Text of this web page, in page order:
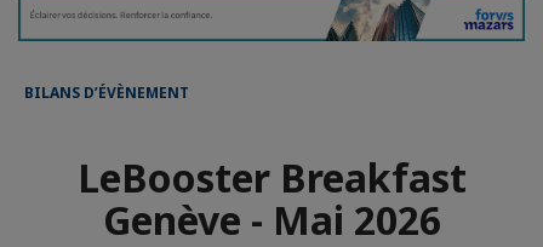
BILANS D’ÉVÈNEMENT
LeBooster Breakfast
Genève - Mai 2026